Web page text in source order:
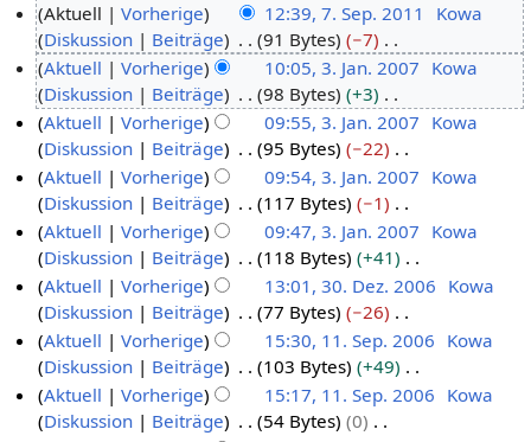
e
m
e
2
1
Aktuell Vorherige 12:39, 7. Sep. 2011
Kowa
Diskussion
Beiträge 91 Bytes
−7
K
e
i
n
e
B
e
a
r
b
e
i
t
u
n
a
u
0
7
Aktuell Vorherige 10:05, 3. Jan. 2007 Kowa
Diskussion
Beiträge 98 Bytes
+3
K
e
i
n
e
B
e
a
r
b
e
i
t
Aktuell Vorherige 09:55, 3. Jan. 2007 Kowa
Diskussion
Beiträge 95 Bytes
−22
K
e
i
n
e
B
e
a
r
b
e
Aktuell Vorherige 09:54, 3. Jan. 2007 Kowa
Diskussion
Beiträge 117 Bytes
−1
K
e
i
n
e
B
e
a
r
Aktuell Vorherige 09:47, 3. Jan. 2007 Kowa
Diskussion
Beiträge 118 Bytes
+41
K
e
i
n
e
B
0
D
Aktuell Vorherige 13:01, 30. Dez. 2006 Kowa
Diskussion
Beiträge 77 Bytes
−26
K
e
i
n
1
Aktuell Vorherige 15:30, 11. Sep. 2006 Kowa
Diskussion
Beiträge 103 Bytes
+49
K
e
Aktuell Vorherige 15:17, 11. Sep. 2006 Kowa
Diskussion
Beiträge 54 Bytes
0